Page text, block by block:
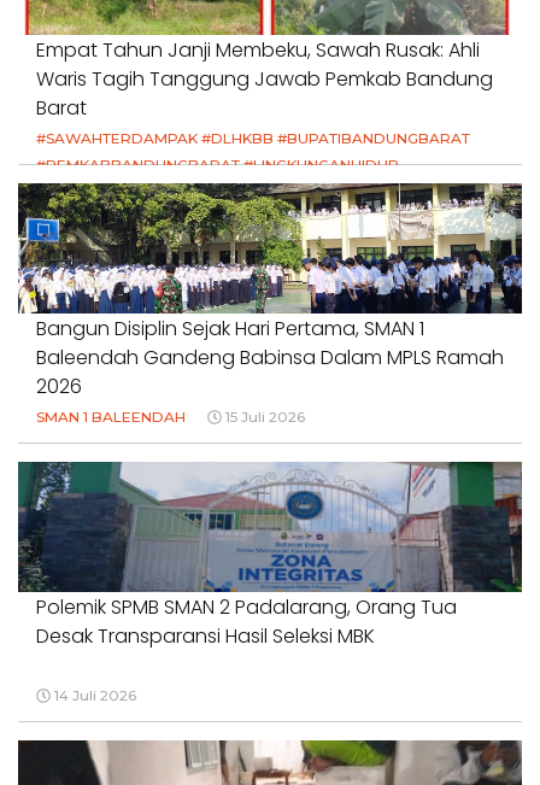
Empat Tahun Janji Membeku, Sawah Rusak: Ahli
Waris Tagih Tanggung Jawab Pemkab Bandung
Barat
#SAWAHTERDAMPAK #DLHKBB #BUPATIBANDUNGBARAT
#PEMKABBANDUNGBARAT #LINGKUNGANHIDUP
#HAKPETANI #KEADILANUNTUKPETANI
#NORMALISASISALURAN #IRIGASIRUSAK
#DUGAANPENCEMARAN #AKUNTABILITASPEMERINTAH
18 Juli 2026
Bangun Disiplin Sejak Hari Pertama, SMAN 1
Baleendah Gandeng Babinsa Dalam MPLS Ramah
2026
SMAN 1 BALEENDAH 15 Juli 2026
Polemik SPMB SMAN 2 Padalarang, Orang Tua
Desak Transparansi Hasil Seleksi MBK
14 Juli 2026